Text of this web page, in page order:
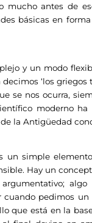
mucho antes de
básicas en
y un modo
‘los
se nos ocurra,
moderno
la Antigüedad
un simple
Hay un
pedimos
que está en la